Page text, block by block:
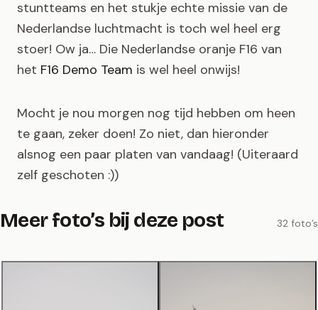
stuntteams en het stukje echte missie van de
Nederlandse luchtmacht is toch wel heel erg
stoer! Ow ja… Die Nederlandse oranje F16 van
het F16 Demo Team is wel heel onwijs!
Mocht je nou morgen nog tijd hebben om heen
te gaan, zeker doen! Zo niet, dan hieronder
alsnog een paar platen van vandaag! (Uiteraard
zelf geschoten :))
Meer foto’s bij deze post 32 foto’s